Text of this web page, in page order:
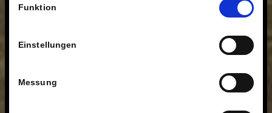
Technologien.
Funktion
Einstellungen
Messung